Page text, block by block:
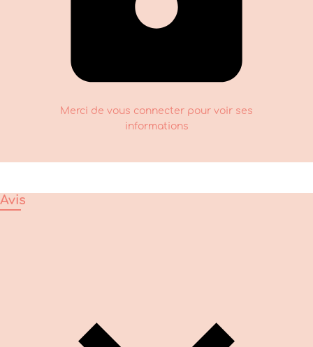
Merci de vous connecter pour voir ses
informations
Avis